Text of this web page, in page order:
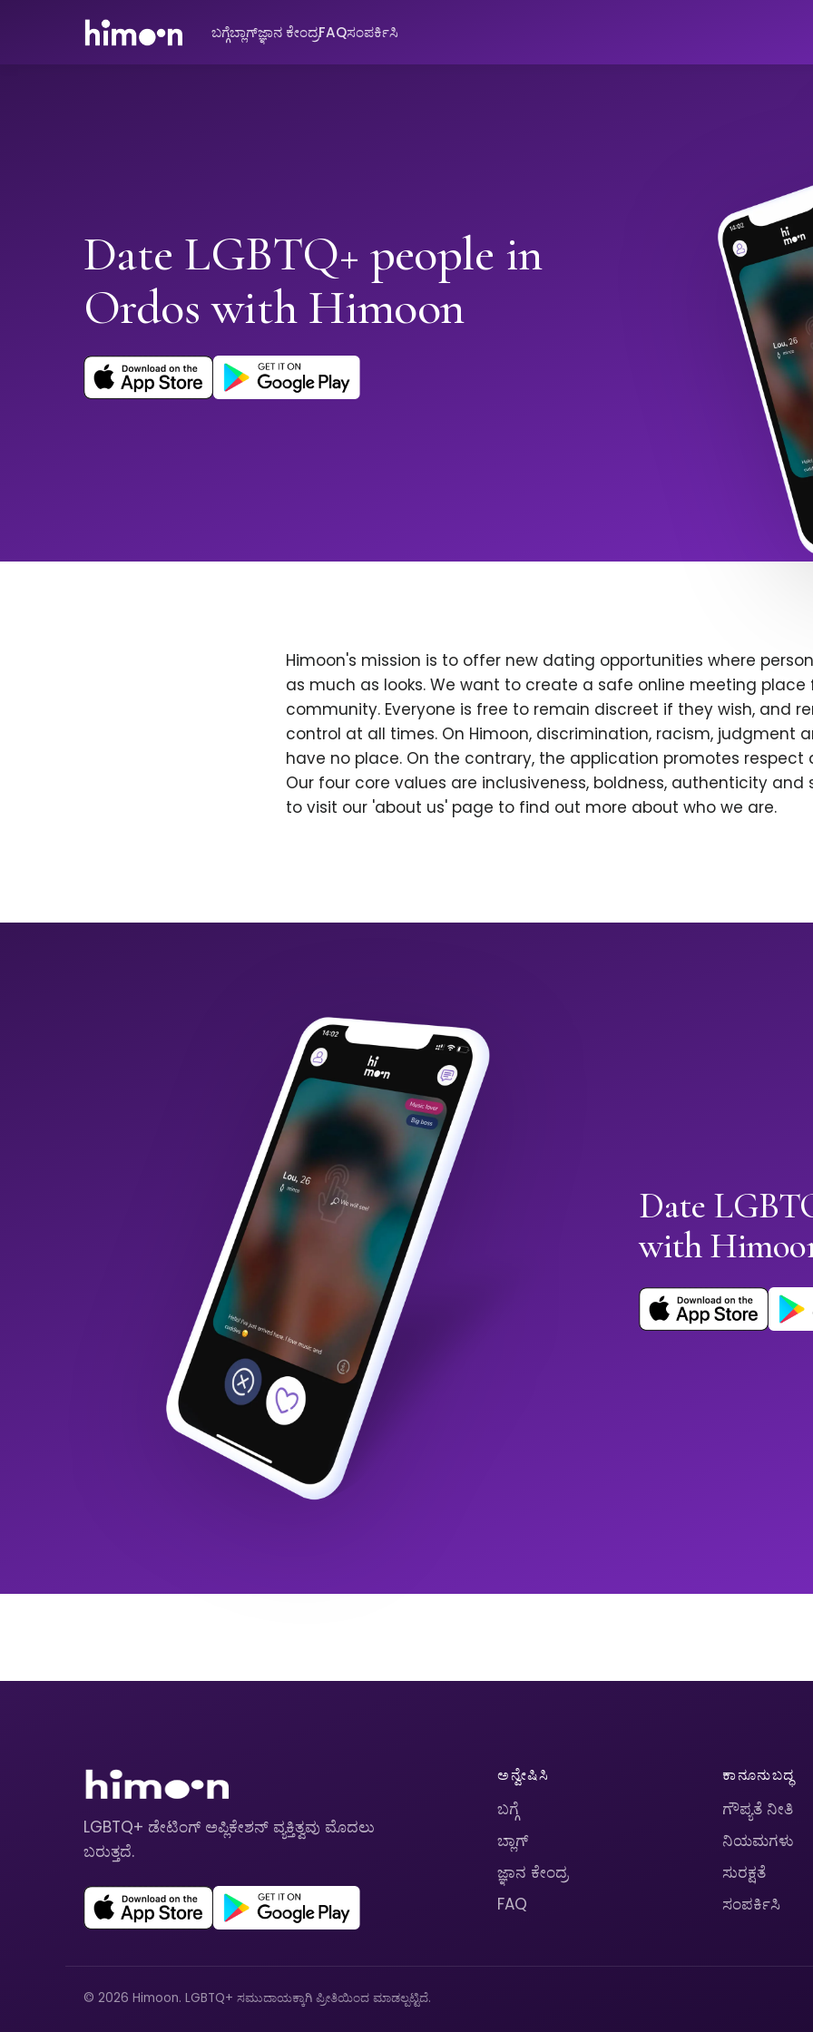
ಬಗ್ಗೆಬ್ಲಾಗ್ಜ್ಞಾನ ಕೇಂದ್ರFAQಸಂಪರ್ಕಿಸಿ
Date LGBTQ+ people in
Ordos with Himoon
Himoon's mission is to offer new dating opportunities where
as much as looks. We want to create a safe online meeting place
community. Everyone is free to remain discreet if they wish, and
control at all times. On Himoon, discrimination, racism, judgment
have no place. On the contrary, the application promotes respect
Our four core values are inclusiveness, boldness, authenticity and
to visit our 'about us' page to find out more about who we are.
Date
with
LGBTQ+ ಡೇಟಿಂಗ್ ಅಪ್ಲಿಕೇಶನ್ ವ್ಯಕ್ತಿತ್ವವು ಮೊದಲು
ಬರುತ್ತದೆ.
ಅನ್ವೇಷಿಸಿ
ಬಗ್ಗೆ
ಬ್ಲಾಗ್
ಜ್ಞಾನ ಕೇಂದ್ರ
FAQ
ಕಾನೂನುಬದ್ಧ
ಗೌಪ್ಯತೆ ನೀತಿ
ನಿಯಮಗಳು
ಸುರಕ್ಷತೆ
ಸಂಪರ್ಕಿಸಿ
© 2026 Himoon. LGBTQ+ ಸಮುದಾಯಕ್ಕಾಗಿ ಪ್ರೀತಿಯಿಂದ ಮಾಡಲ್ಪಟ್ಟಿದೆ.